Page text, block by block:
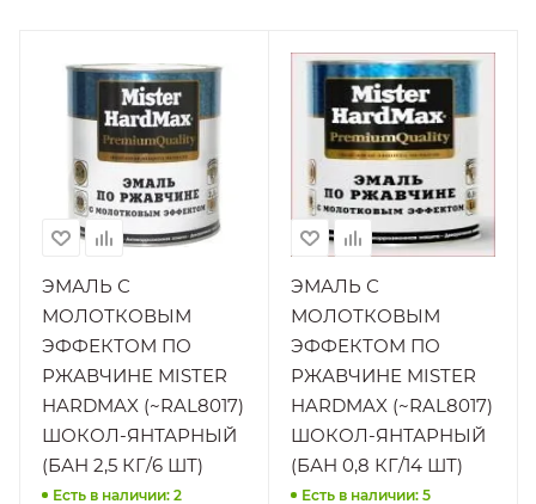
Производитель
Завод "Краски
КВИЛ" ООО
Вид работ
Универсальные
Поверхность
Металл
Эмали
При плюсовых
температурах
Стойкость к
Атмосферным
осадкам,
Перепадам
ЭМАЛЬ С
МОЛОТКОВЫМ
ЭФФЕКТОМ ПО
РЖАВЧИНЕ MISTER
HARDMAX (~RAL8017)
ШОКОЛ-ЯНТАРНЫЙ
(БАН 2,5 КГ/6 ШТ)
Есть в наличии: 2
Вид работ
Универсальные
Поверхность
Металл
Материал
Эмали
Нанесение
температурах
Атмосферным
осадкам,
Перепадам
температур,
Повышенной
влажности, УФ-
ЭМАЛЬ С
МОЛОТКОВЫМ
ЭФФЕКТОМ ПО
РЖАВЧИНЕ MISTER
HARDMAX (~RAL8017)
ШОКОЛ-ЯНТАРНЫЙ
(БАН 0,8 КГ/14 ШТ)
Есть в наличии: 5